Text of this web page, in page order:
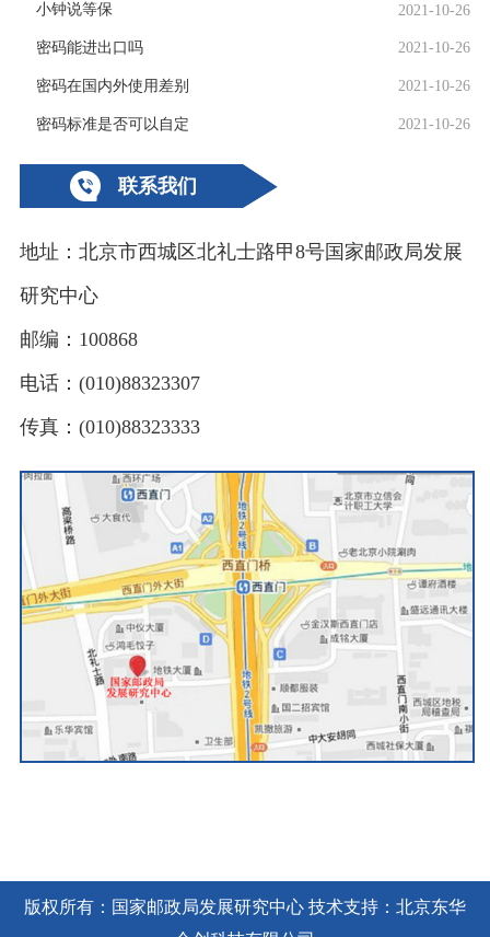
小钟说等保 2021-10-26
密码能进出口吗 2021-10-26
密码在国内外使用差别 2021-10-26
密码标准是否可以自定 2021-10-26
联系我们
地址：北京市西城区北礼士路甲8号国家邮政局发展
研究中心
邮编：100868
电话：(010)88323307
传真：(010)88323333
版权所有：国家邮政局发展研究中心 技术支持：北京东华